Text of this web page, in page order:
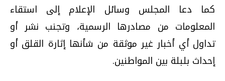
كما دعا المجلس وسائل الإعلام إلى استقاء
المعلومات من مصادرها الرسمية، وتجنب نشر أو
تداول أي أخبار غير موثقة من شأنها إثارة القلق أو
إحداث بلبلة بين المواطنين.